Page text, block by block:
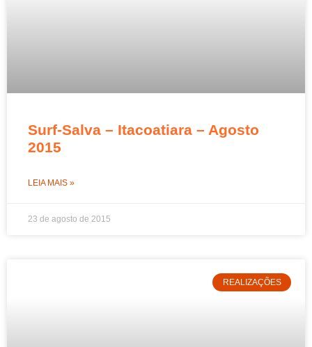
Surf-Salva – Itacoatiara – Agosto
2015
LEIA MAIS »
23 de agosto de 2015
REALIZAÇÕES